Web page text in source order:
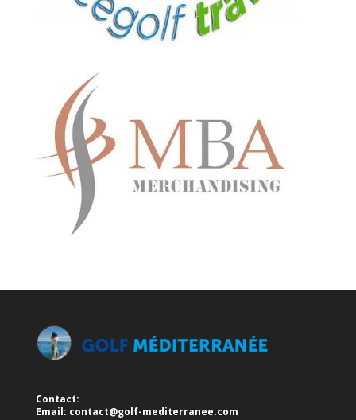
Contact:
Email: contact@golf-mediterranee.com